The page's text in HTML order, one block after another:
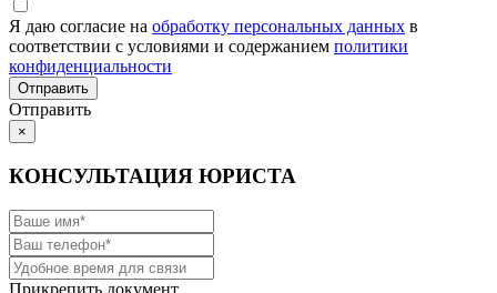
Я даю согласие на обработку персональных данных в
соответствии с условиями и содержанием политики
конфиденциальности
Отправить
×
КОНСУЛЬТАЦИЯ ЮРИСТА
Прикрепить документ